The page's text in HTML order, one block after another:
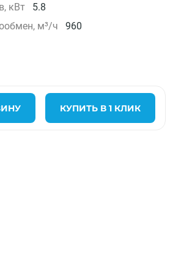
кВт
5.8
м³/ч
960
КУПИТЬ В 1 КЛИК